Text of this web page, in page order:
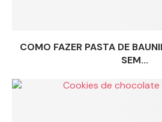
COMO FAZER PASTA DE
SEM...